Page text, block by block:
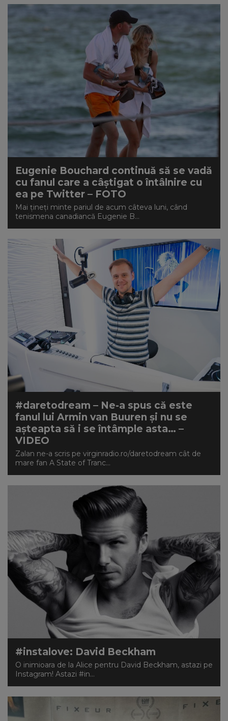
Eugenie Bouchard continuă să se vadă
cu fanul care a câștigat o întâlnire cu
ea pe Twitter – FOTO
Mai țineți minte pariul de acum câteva luni, când
tenismena canadiancă Eugenie B...
#daretodream – Ne-a spus că este
fanul lui Armin van Buuren și nu se
așteapta să i se întâmple asta… –
VIDEO
Zalan ne-a scris pe virginradio.ro/daretodream cât de
mare fan A State of Tranc...
#instalove: David Beckham
O inimioara de la Alice pentru David Beckham, astazi pe
Instagram! Astazi #in...